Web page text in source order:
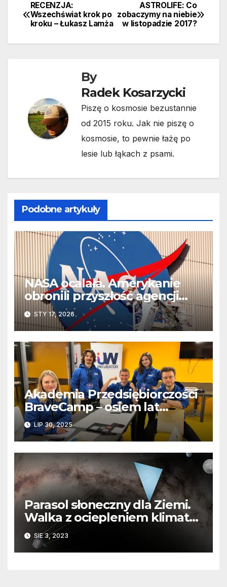
Nawigacja
wpisu
ASTROLIFE: Co
zobaczymy na niebie
w listopadzie 2017?
RECENZJA:
Wszechświat krok po
kroku – Łukasz Lamża
By
Radek Kosarzycki
Piszę o kosmosie bezustannie
od 2015 roku. Jak nie piszę o
kosmosie, to pewnie łażę po
lesie lub łąkach z psami.
Podobne artykuły
NASA ocalała. Amerykanie
obronili przyszłość agencji
przed Trumpem
STY 17, 2026
Akademia Przedsiębiorczości
BraveCamp – osiem lat
programu, który zmienia
marzenia w realne projekty
LIP 30, 2025
Parasol słoneczny dla Ziemi.
Walka z ociepleniem klimatu
z kosmosu
SIE 3, 2023